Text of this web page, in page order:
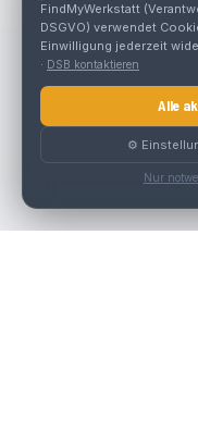
FindMyWerkstatt
DSGVO) verwendet
Einwilligung jederzeit
· DSB kontaktieren
Alle
⚙️
Nur